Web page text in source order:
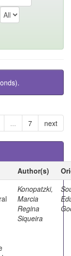
... 7 next
Author(s)
Konopatzki,
Marcia
Regina
Siqueira